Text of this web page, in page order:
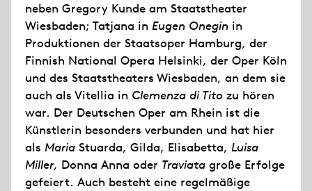
neben Gregory Kunde am Staatstheater
Wiesbaden; Tatjana in Eugen Onegin in
Produktionen der Staatsoper Hamburg, der
Finnish National Opera Helsinki, der Oper Köln
und des Staatstheaters Wiesbaden, an dem sie
auch als Vitellia in Clemenza di Tito zu hören
war. Der Deutschen Oper am Rhein ist die
Künstlerin besonders verbunden und hat hier
als Maria Stuarda, Gilda, Elisabetta, Luisa
Miller, Donna Anna oder Traviata große Erfolge
gefeiert. Auch besteht eine regelmäßige